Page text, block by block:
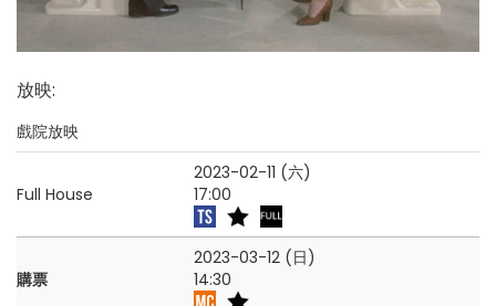
放映:
戲院放映
Full House
2023-02-11 (六)
17:00
購票
2023-03-12 (日)
14:30